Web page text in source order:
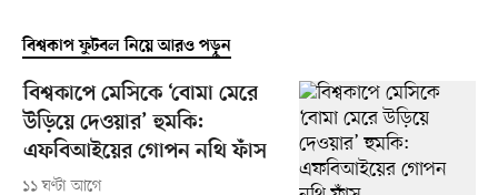
বিশ্বকাপ ফুটবল নিয়ে আরও পড়ুন
বিশ্বকাপে মেসিকে ‘বোমা মেরে
উড়িয়ে দেওয়ার’ হুমকি:
এফবিআইয়ের গোপন নথি ফাঁস
১১ ঘণ্টা আগে